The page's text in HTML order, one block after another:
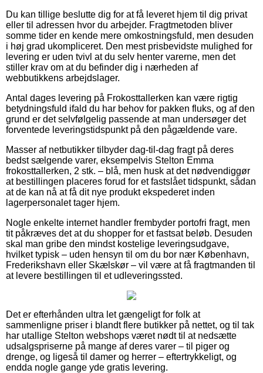
Du kan tillige beslutte dig for at få leveret hjem til dig privat
eller til adressen hvor du arbejder. Fragtmetoden bliver
somme tider en kende mere omkostningsfuld, men desuden
i høj grad ukompliceret. Den mest prisbevidste mulighed for
levering er uden tvivl at du selv henter varerne, men det
stiller krav om at du befinder dig i nærheden af
webbutikkens arbejdslager.
Antal dages levering på Frokosttallerken kan være rigtig
betydningsfuld ifald du har behov for pakken fluks, og af den
grund er det selvfølgelig passende at man undersøger det
forventede leveringstidspunkt på den pågældende vare.
Masser af netbutikker tilbyder dag-til-dag fragt på deres
bedst sælgende varer, eksempelvis Stelton Emma
frokosttallerken, 2 stk. – blå, men husk at det nødvendiggør
at bestillingen placeres forud for et fastslået tidspunkt, sådan
at de kan nå at få dit nye produkt ekspederet inden
lagerpersonalet tager hjem.
Nogle enkelte internet handler frembyder portofri fragt, men
tit påkræves det at du shopper for et fastsat beløb. Desuden
skal man gribe den mindst kostelige leveringsudgave,
hvilket typisk – uden hensyn til om du bor nær København,
Frederikshavn eller Skælskør – vil være at få fragtmanden til
at levere bestillingen til et udleveringssted.
Det er efterhånden ultra let gængeligt for folk at
sammenligne priser i blandt flere butikker på nettet, og til tak
har utallige Stelton webshops været nødt til at nedsætte
udsalgspriserne på mange af deres varer – til piger og
drenge, og ligeså til damer og herrer – eftertrykkeligt, og
endda nogle gange yde gratis levering.